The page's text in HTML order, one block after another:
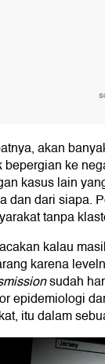
akan
bepergian ke
kasus lain
dan dari siapa.
tanpa
kalau
karena
sudah
epidemiologi
itu dalam